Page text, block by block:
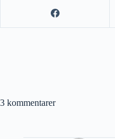
3 kommentarer